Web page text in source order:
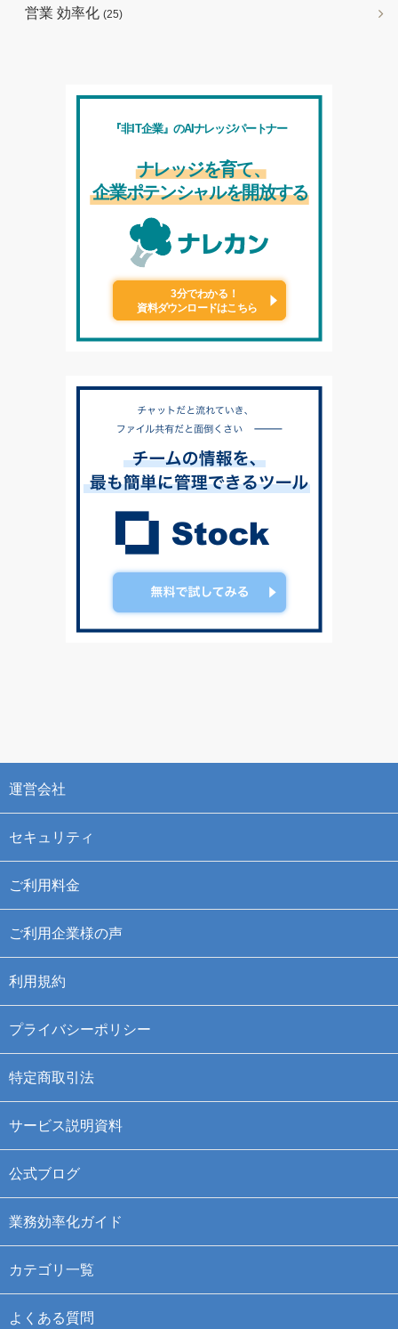
営業 効率化 (25)
運営会社
セキュリティ
ご利用料金
ご利用企業様の声
利用規約
プライバシーポリシー
特定商取引法
サービス説明資料
公式ブログ
業務効率化ガイド
カテゴリ一覧
よくある質問